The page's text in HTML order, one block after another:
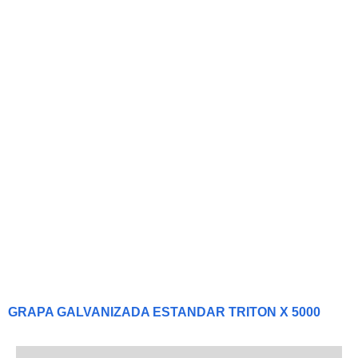
GRAPA GALVANIZADA ESTANDAR TRITON X 5000